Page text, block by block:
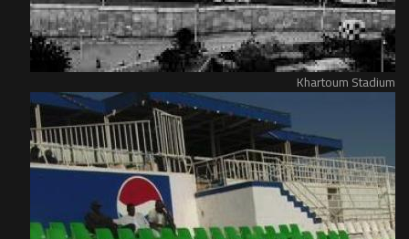
Khartoum Stadium